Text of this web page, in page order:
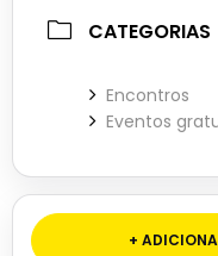
CATEGORIAS
Encontros
Eventos
+